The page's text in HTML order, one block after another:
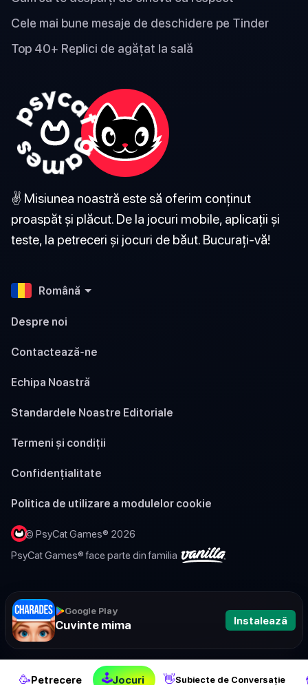
🥳Petrecere 🕹Jocuri 👋Subiecte de Conversație
Google Play
Cuvinte mima Instalează
Cele mai bune mesaje de deschidere pe Tinder
Top 40+ Replici de agățat la sală
✌️ Misiunea noastră este să oferim conținut
proaspăt și plăcut. De la jocuri mobile, aplicații și
teste, la petreceri și jocuri de băut. Bucurați-vă!
Română
Despre noi
Contactează-ne
Echipa Noastră
Standardele Noastre Editoriale
Termeni și condiții
Confidențialitate
Politica de utilizare a modulelor cookie
© PsyCat Games® 2026
PsyCat Games® face parte din familia